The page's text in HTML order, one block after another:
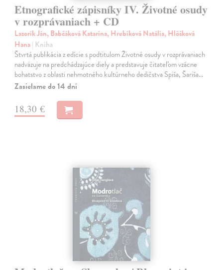
Etnografické zápisníky IV. Životné osudy
v rozprávaniach + CD
Lazorík Ján, Babčáková Katarína, Hrebíková Natália, Hlôšková
Hana| Kniha
Štvrtá publikácia z edície s podtitulom Životné osudy v rozprávaniach
nadväzuje na predchádzajúce diely a predstavuje čitateľom vzácne
bohatstvo z oblasti nehmotného kultúrneho dedičstva Spiša, Šariša…
Zasielame do 14 dní
18,30 €